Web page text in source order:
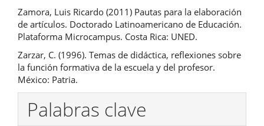
Zamora, Luis Ricardo (2011) Pautas para la elaboración
de artículos. Doctorado Latinoamericano de Educación.
Plataforma Microcampus. Costa Rica: UNED.
Zarzar, C. (1996). Temas de didáctica, reflexiones sobre
la función formativa de la escuela y del profesor.
México: Patria.
Palabras clave